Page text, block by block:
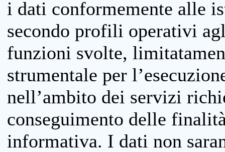
i dati conformemente alle
secondo profili operativi
funzioni svolte,
strumentale per
nell’ambito dei servizi
conseguimento delle
informativa. I dati non